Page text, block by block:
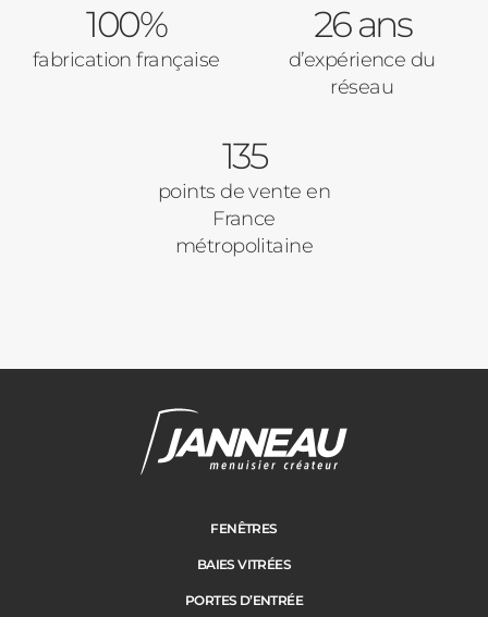
100%
fabrication française
26 ans
d’expérience du
réseau
135
points de vente en
France
métropolitaine
FENÊTRES
BAIES VITRÉES
PORTES D’ENTRÉE